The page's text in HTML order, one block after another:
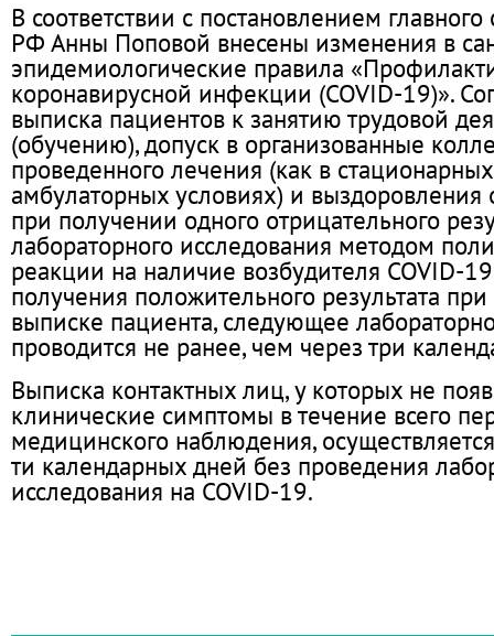
В соответствии с постановлением главного
РФ Анны Поповой внесены изменения в
эпидемиологические правила
коронавирусной инфекции (COVID-19)».
выписка пациентов к занятию трудовой
(обучению), допуск в организованные
проведенного лечения (как в
амбулаторных условиях) и выздоровления
при получении одного отрицательного
лабораторного исследования методом
реакции на наличие возбудителя COVID-
получения положительного результата при
выписке пациента, следующее
проводится не ранее, чем через три
Выписка контактных лиц, у которых не
клинические симптомы в течение всего
медицинского наблюдения,
ти календарных дней без проведения
исследования на COVID-19.